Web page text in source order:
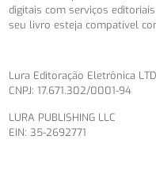
digitais com serviços
seu livro esteja compatível
Lura Editoração Eletrônica
CNPJ: 17.671.302/0001-94
LURA PUBLISHING LLC
EIN: 35-2692771